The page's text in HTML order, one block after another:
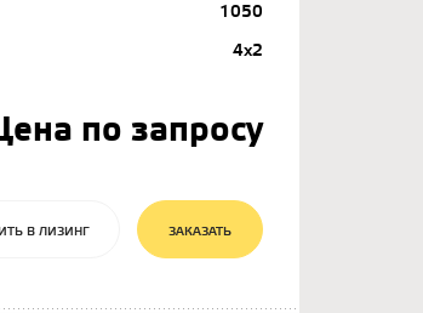
1050
4х2
по запросу
В ЛИЗИНГ ЗАКАЗАТЬ